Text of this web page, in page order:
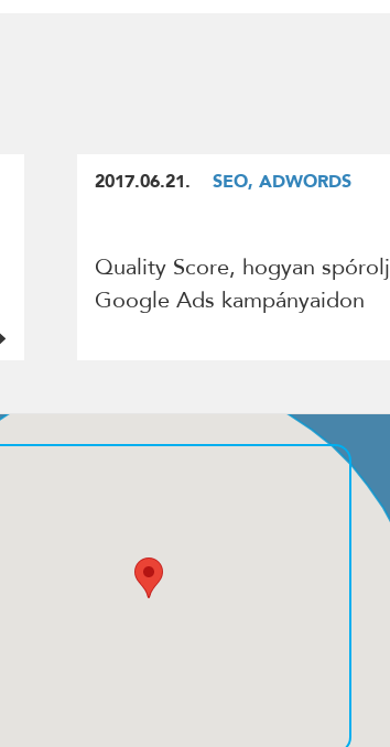
2017.06.21. SEO, ADWORDS
Quality Score, hogyan spórolj
Google Ads kampányaidon